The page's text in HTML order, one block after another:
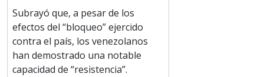
Subrayó que, a pesar de los
efectos del “bloqueo” ejercido
contra el país, los venezolanos
han demostrado una notable
capacidad de “resistencia”.